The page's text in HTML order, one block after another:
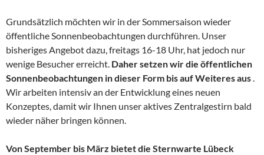
Grundsätzlich möchten wir in der Sommersaison wieder
öffentliche Sonnenbeobachtungen durchführen. Unser
bisheriges Angebot dazu, freitags 16-18 Uhr, hat jedoch nur
wenige Besucher erreicht. Daher setzen wir die öffentlichen
Sonnenbeobachtungen in dieser Form bis auf Weiteres aus.
Wir arbeiten intensiv an der Entwicklung eines neuen
Konzeptes, damit wir Ihnen unser aktives Zentralgestirn bald
wieder näher bringen können.
Von September bis März bietet die Sternwarte Lübeck